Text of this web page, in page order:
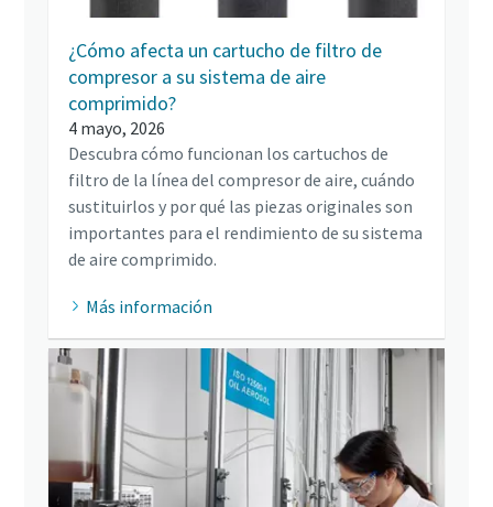
¿Cómo afecta un cartucho de filtro de
compresor a su sistema de aire
comprimido?
4 mayo, 2026
Descubra cómo funcionan los cartuchos de
filtro de la línea del compresor de aire, cuándo
sustituirlos y por qué las piezas originales son
importantes para el rendimiento de su sistema
de aire comprimido.
Más información